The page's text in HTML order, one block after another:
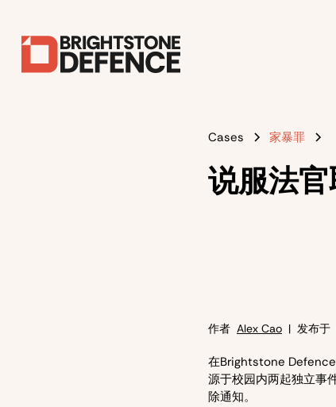
Cases 家暴罪
说服法
作者 Alex Cao | 发布于
在Brightstone Defence
源于校园内两起独立事
除通知。